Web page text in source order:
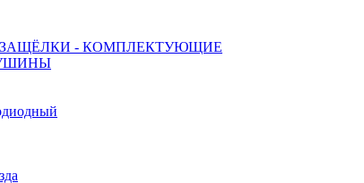
ЗАЩЁЛКИ - КОМПЛЕКТУЮЩИЕ